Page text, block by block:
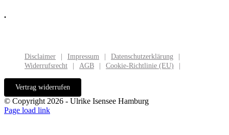
.
Disclaimer Impressum
Datenschutzerklärung
Widerrufsrecht
AGB Cookie-Richtlinie (EU)
Vertrag widerrufen
© Copyright 2026 - Ulrike Isensee Hamburg
Page load link